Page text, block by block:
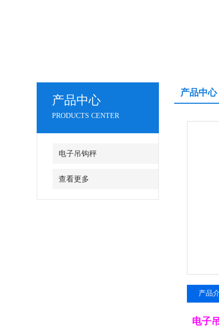
产品中心
PRODUCTS CENTER
电子吊钩秤
查看更多
产品中心
产品
电子